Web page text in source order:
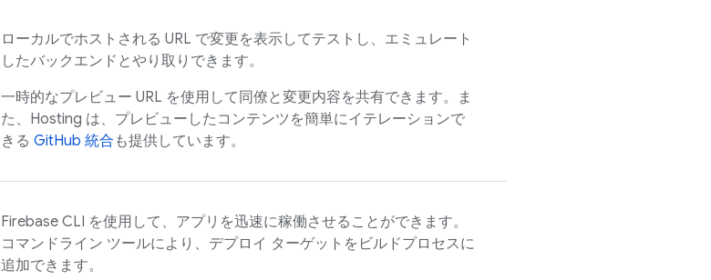
ローカルでホストされる URL で変更を表示してテストし、エミュレート
したバックエンドとやり取りできます。
一時的なプレビュー URL を使用して同僚と変更内容を共有できます。ま
た、 Hosting は、プレビューしたコンテンツを簡単にイテレーションで
きる GitHub 統合 も提供しています。
Firebase CLI を使用して、アプリを迅速に稼働させることができます。
コマンドライン ツールにより、デプロイ ターゲットをビルドプロセスに
追加できます。